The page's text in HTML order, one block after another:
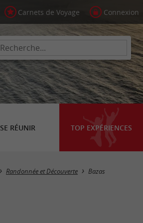
Carnets de Voyage Connexion
SE RÉUNIR TOP EXPÉRIENCES
Masquer la carte
Randonnée et Découverte Bazas